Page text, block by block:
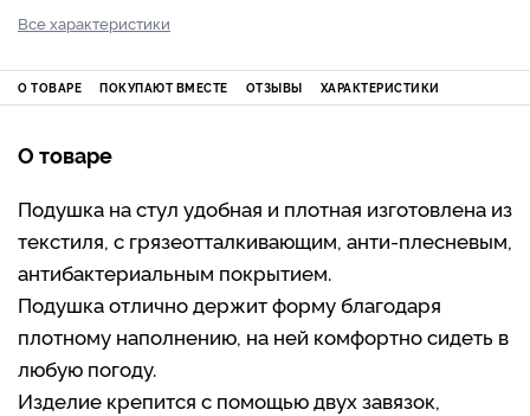
Все характеристики
О ТОВАРЕ ПОКУПАЮТ ВМЕСТЕ ОТЗЫВЫ ХАРАКТЕРИСТИКИ
О товаре
Подушка на стул удобная и плотная изготовлена из
текстиля, с грязеотталкивающим, анти-плесневым,
антибактериальным покрытием.
Подушка отлично держит форму благодаря
плотному наполнению, на ней комфортно сидеть в
любую погоду.
Изделие крепится с помощью двух завязок,